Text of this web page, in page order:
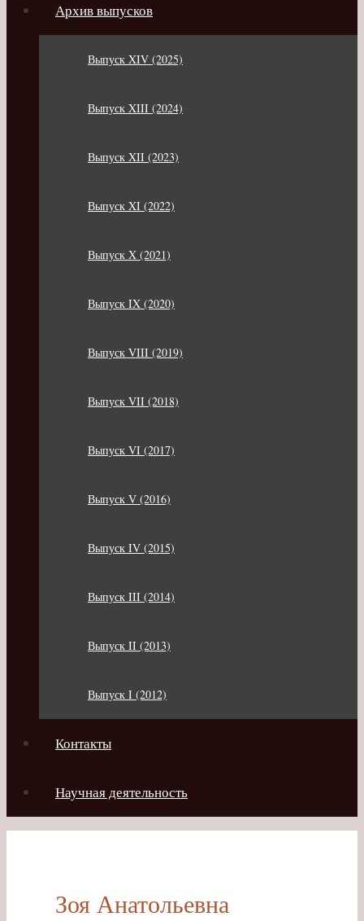
Архив выпусков
Выпуск XIV (2025)
Выпуск XIII (2024)
Выпуск XII (2023)
Выпуск XI (2022)
Выпуск X (2021)
Выпуск IX (2020)
Выпуск VIII (2019)
Выпуск VII (2018)
Выпуск VI (2017)
Выпуск V (2016)
Выпуск IV (2015)
Выпуск III (2014)
Выпуск II (2013)
Выпуск I (2012)
Контакты
Научная деятельность
Зоя Анатольевна